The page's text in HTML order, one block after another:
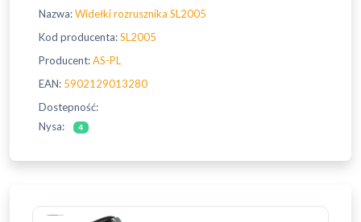
Nazwa:Widełki rozrusznika SL2005
Kod producenta:SL2005
Producent:AS-PL
EAN: 5902129013280
Dostepność:
Nysa:
4